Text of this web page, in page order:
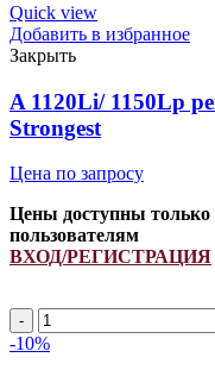
Quick view
Добавить в избранное
Закрыть
A 1120Li/ 1150Lp
Strongest
Цена по запросу
Цены доступны только
пользователям
ВХОД/РЕГИСТРАЦИЯ
A
1120Li/
-10%